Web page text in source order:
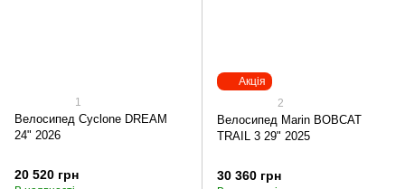
1
Велосипед Cyclone DREAM
24" 2026
20 520 грн
Акція
2
Велосипед Marin BOBCAT
TRAIL 3 29" 2025
30 360 грн